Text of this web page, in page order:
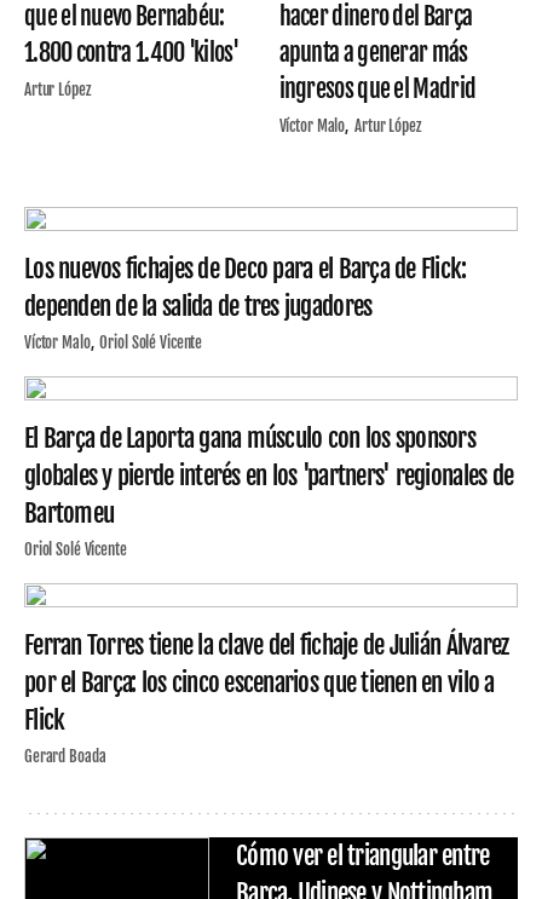
que el nuevo Bernabéu:
1.800 contra 1.400 'kilos'
Artur López
hacer dinero del Barça
apunta a generar más
ingresos que el Madrid
Víctor Malo Artur López
Los nuevos fichajes de Deco para el Barça de Flick:
dependen de la salida de tres jugadores
Víctor Malo Oriol Solé Vicente
El Barça de Laporta gana músculo con los sponsors
globales y pierde interés en los 'partners' regionales de
Bartomeu
Oriol Solé Vicente
Ferran Torres tiene la clave del fichaje de Julián Álvarez
por el Barça: los cinco escenarios que tienen en vilo a
Flick
Gerard Boada
Cómo ver el triangular entre